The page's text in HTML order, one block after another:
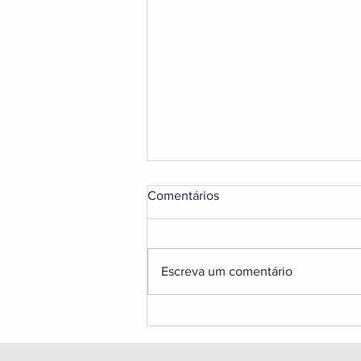
Comentários
Escreva um comentário